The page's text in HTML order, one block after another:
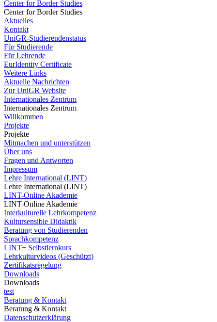
Center for Border Studies
Center for Border Studies
Aktuelles
Kontakt
UniGR-Studierendenstatus
Für Studierende
Für Lehrende
EurIdentity Certificate
Weitere Links
Aktuelle Nachrichten
Zur UniGR Website
Internationales Zentrum
Internationales Zentrum
Willkommen
Projekte
Projekte
Mitmachen und unterstützen
Über uns
Fragen und Antworten
Impressum
Lehre International (LINT)
Lehre International (LINT)
LINT-Online Akademie
LINT-Online Akademie
Interkulturelle Lehrkompetenz
Kultursensible Didaktik
Beratung von Studierenden
Sprachkompetenz
LINT+ Selbstlernkurs
Lehrkulturvideos (Geschützt)
Zertifikatsregelung
Downloads
Downloads
test
Beratung & Kontakt
Beratung & Kontakt
Datenschutzerklärung